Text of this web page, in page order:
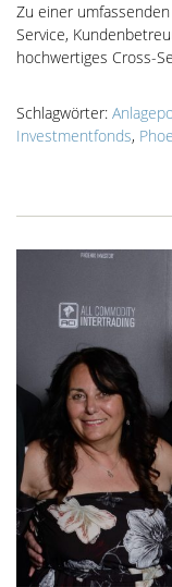
Zu einer
Service,
hochwertiges Cross-
Schlagwörter:
Investmentfonds,